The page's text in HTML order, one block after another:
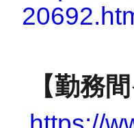
【勤務